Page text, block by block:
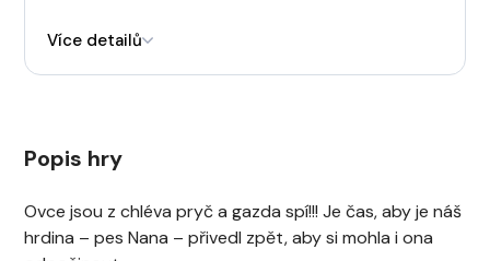
Více detailů
Popis hry
Ovce jsou z chléva pryč a gazda spí!!! Je čas, aby je náš
hrdina – pes Nana – přivedl zpět, aby si mohla i ona